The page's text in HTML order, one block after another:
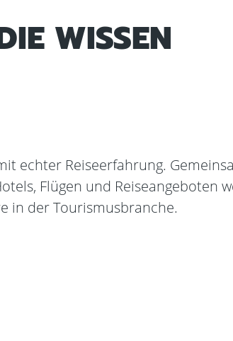
WISSEN
echter Reiseerfahrung.
Flügen und Reiseangeboten
in der Tourismusbranche.